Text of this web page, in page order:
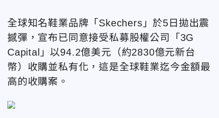
全球知名鞋業品牌 「Skechers」於5日拋出震
撼彈，宣布已同意接受私募股權公司「3G
Capital」以94.2億美元（約2830億元新台
幣）收購並私有化，這是全球鞋業迄今金額最
高的收購案。